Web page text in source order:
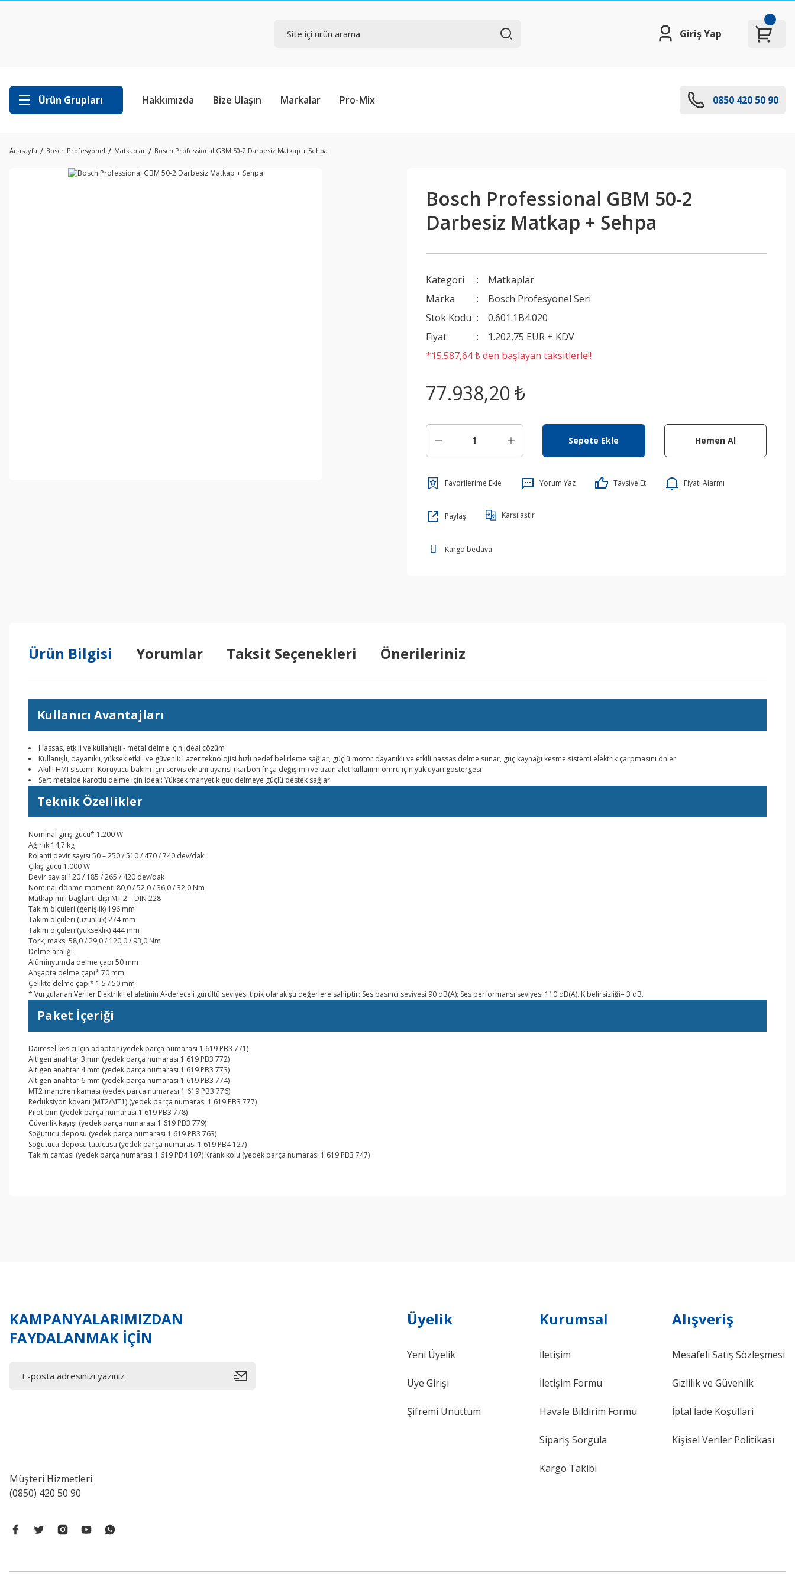
Giriş Yap
Ürün Grupları Hakkımızda Bize Ulaşın Markalar Pro-Mix 0850 420 50 90
Anasayfa Bosch Profesyonel Matkaplar Bosch Professional GBM 50-2 Darbesiz Matkap + Sehpa
Bosch Professional GBM 50-2
Darbesiz Matkap + Sehpa
Kategori
Matkaplar
Marka
Bosch Profesyonel Seri
Stok Kodu
0.601.1B4.020
Fiyat
1.202,75 EUR + KDV
*15.587,64 ₺ den başlayan taksitlerle!!
77.938,20 ₺
Sepete Ekle Hemen Al
Yorum Yaz Tavsiye Et Fiyatı Alarmı
Paylaş Karşılaştır
Kargo bedava
Ürün Bilgisi Yorumlar Taksit Seçenekleri Önerileriniz
Kullanıcı Avantajları
Hassas, etkili ve kullanışlı - metal delme için ideal çözüm
Kullanışlı, dayanıklı, yüksek etkili ve güvenli: Lazer teknolojisi hızlı hedef belirleme sağlar, güçlü motor dayanıklı ve etkili hassas delme sunar, güç kaynağı kesme sistemi elektrik çarpmasını önler
Akıllı HMI sistemi: Koruyucu bakım için servis ekranı uyarısı (karbon fırça değişimi) ve uzun alet kullanım ömrü için yük uyarı göstergesi
Sert metalde karotlu delme için ideal: Yüksek manyetik güç delmeye güçlü destek sağlar
Teknik Özellikler
Nominal giriş gücü* 1.200 W
Ağırlık 14,7 kg
Rölanti devir sayısı 50 – 250 / 510 / 470 / 740 dev/dak
Çıkış gücü 1.000 W
Devir sayısı 120 / 185 / 265 / 420 dev/dak
Nominal dönme momenti 80,0 / 52,0 / 36,0 / 32,0 Nm
Matkap mili bağlantı dişi MT 2 – DIN 228
Takım ölçüleri (genişlik) 196 mm
Takım ölçüleri (uzunluk) 274 mm
Takım ölçüleri (yükseklik) 444 mm
Tork, maks. 58,0 / 29,0 / 120,0 / 93,0 Nm
Delme aralığı
Alüminyumda delme çapı 50 mm
Ahşapta delme çapı* 70 mm
Çelikte delme çapı* 1,5 / 50 mm
* Vurgulanan Veriler Elektrikli el aletinin A-dereceli gürültü seviyesi tipik olarak şu değerlere sahiptir: Ses basıncı seviyesi 90 dB(A); Ses performansı seviyesi 110 dB(A). K belirsizliği= 3 dB.
Paket İçeriği
Dairesel kesici için adaptör (yedek parça numarası 1 619 PB3 771)
Altıgen anahtar 3 mm (yedek parça numarası 1 619 PB3 772)
Altıgen anahtar 4 mm (yedek parça numarası 1 619 PB3 773)
Altıgen anahtar 6 mm (yedek parça numarası 1 619 PB3 774)
MT2 mandren kaması (yedek parça numarası 1 619 PB3 776)
Redüksiyon kovanı (MT2/MT1) (yedek parça numarası 1 619 PB3 777)
Pilot pim (yedek parça numarası 1 619 PB3 778)
Güvenlik kayışı (yedek parça numarası 1 619 PB3 779)
Soğutucu deposu (yedek parça numarası 1 619 PB3 763)
Soğutucu deposu tutucusu (yedek parça numarası 1 619 PB4 127)
Takım çantası (yedek parça numarası 1 619 PB4 107) Krank kolu (yedek parça numarası 1 619 PB3 747)
KAMPANYALARIMIZDAN
FAYDALANMAK İÇİN
Müşteri Hizmetleri
(0850) 420 50 90
Üyelik
Yeni Üyelik
Üye Girişi
Şifremi Unuttum
Kurumsal
İletişim
İletişim Formu
Havale Bildirim Formu
Sipariş Sorgula
Kargo Takibi
Alışveriş
Mesafeli Satış Sözleşmesi
Gizlilik ve Güvenlik
İptal İade Koşullari
Kişisel Veriler Politikası